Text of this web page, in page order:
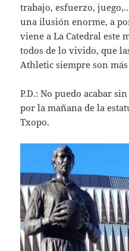
trabajo, esfuerzo,
una ilusión enorme, a
viene a La Catedral este
todos de lo vivido, que
Athletic siempre son más
P.D.: No puedo acabar
por la mañana de la
Txopo.